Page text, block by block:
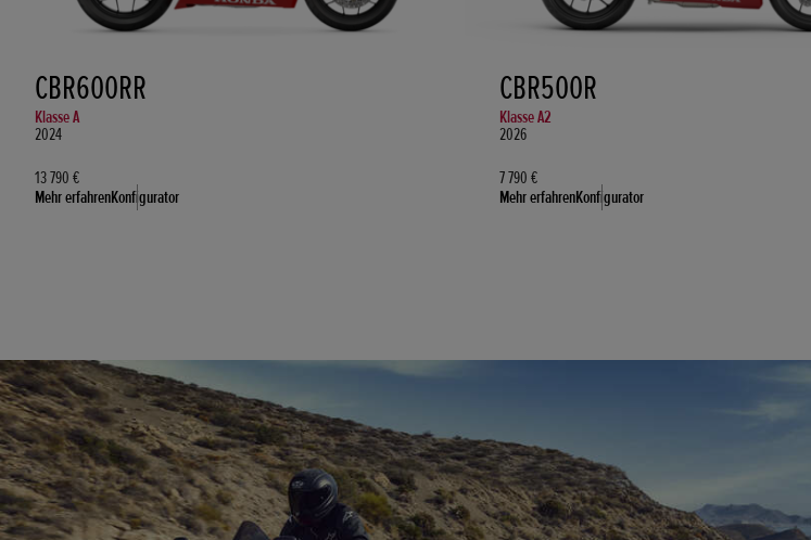
CBR600RR
Klasse A
2024
13 790 €
Mehr erfahrenKonfigurator
CBR500R
Klasse A2
2026
7 790 €
Mehr erfahrenKonfigurator